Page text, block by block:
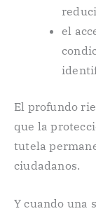
el
El profundo
que la
tutela
ciudadanos.
Y cuando una